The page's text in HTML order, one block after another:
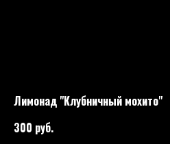
Лимонад "Клубничный мохито"
300 руб.